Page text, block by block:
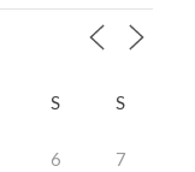
S S
6 7